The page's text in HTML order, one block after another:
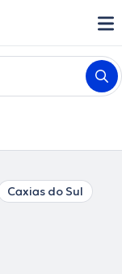
Caxias do Sul